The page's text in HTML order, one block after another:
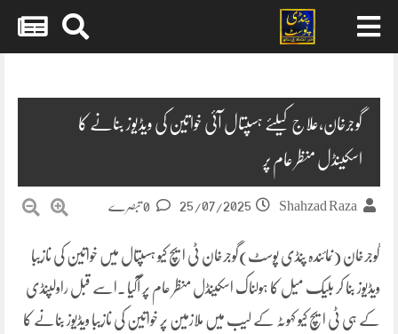
گوجرخان،علاج کیلئے ہسپتال آئی خواتین کی ویڈیوز بنانے کا
اسکینڈل منظر عام پر
Shahzad Raza
25/07/2025
گوجرخان (نمائندہ پنڈی پوسٹ)گوجرخان ٹی ایچ کیو ہسپتال میں خواتین کی نازیبا
ویڈیوز بنا کر بلیک میل کا ہولناک اسکینڈل منظر عام پر آگیا ۔اسے قبل راولپنڈی
کے ہی ٹی ایچ کیو کہوٹہ کے لیب میں ملازمین پر خواتین کی نازیبا ویڈیوز بنانے کا